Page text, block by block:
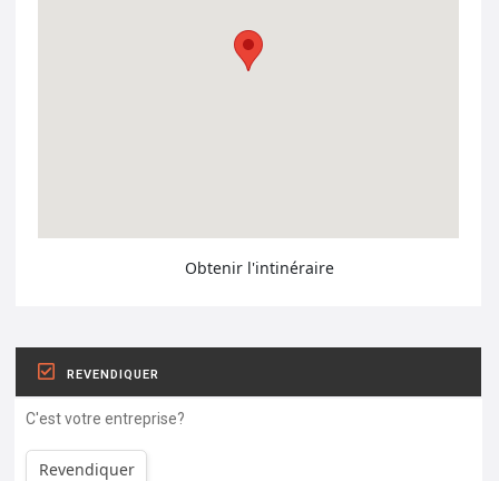
Obtenir l'intinéraire
REVENDIQUER
C'est votre entreprise?
Revendiquer